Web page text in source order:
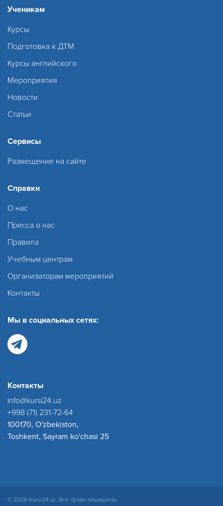
Ученикам
Курсы
Подготовка к ДТМ
Курсы английского
Мероприятия
Новости
Статьи
Сервисы
Размещение на сайте
Справки
О нас
Пресса о нас
Правила
Учебным центрам
Организаторам мероприятий
Контакты
Мы в социальных сетях:
Контакты
info@kursi24.uz
+998 (71) 231-72-64
100170, O'zbekiston,
Toshkent, Sayram ko'chasi 25
© 2026 Kursi24.uz. Все права защищены.